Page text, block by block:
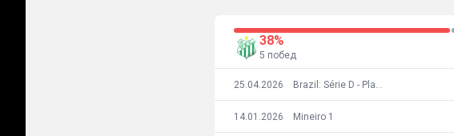
38%
5 побед
25.04.2026
14.01.2026 Mineiro 1